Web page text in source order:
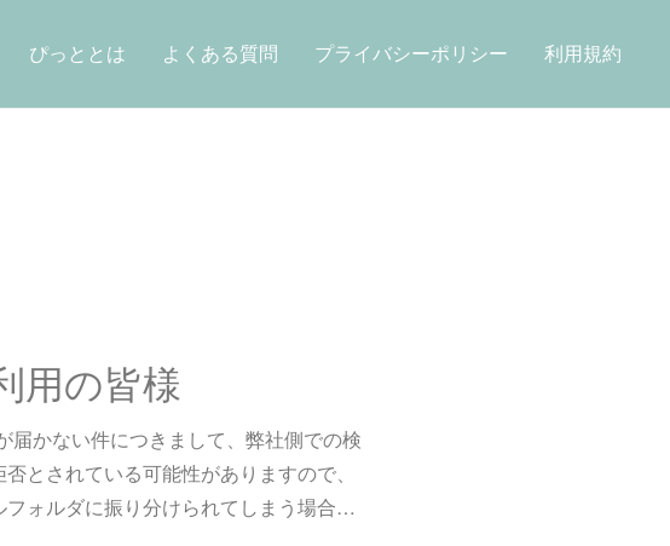
ぴっととは よくある質問 プライバシーポリシー 利用規約
用の皆様
届かない件につきまして、弊社側での検
とされている可能性がありますので、
ォルダに振り分けられてしまう場合…